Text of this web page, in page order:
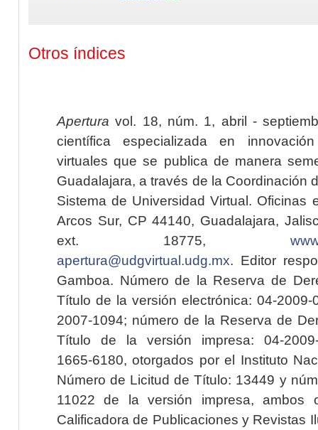
Otros índices
Apertura vol. 18, núm. 1, abril -
científica especializada en
virtuales que se publica de manera
Guadalajara, a través de la Coordinación
Sistema de Universidad Virtual. Oficinas
Arcos Sur, CP 44140, Guadalajara,
ext. 18775,
apertura@udgvirtual.udg.mx. Editor
Gamboa. Número de la Reserva de
Título de la versión electrónica: 04-2009-
2007-1094; número de la Reserva de
Título de la versión impresa: 04-2009-
1665-6180, otorgados por el Instituto
Número de Licitud de Título: 13449 y
11022 de la versión impresa, ambos
Calificadora de Publicaciones y Revistas